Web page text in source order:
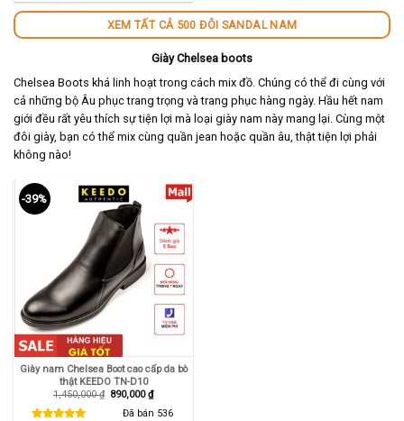
XEM TẤT CẢ 500 ĐÔI SANDAL NAM
Giày Chelsea boots
Chelsea Boots khá linh hoạt trong cách mix đồ. Chúng có thể đi cùng với
cả những bộ Âu phục trang trọng và trang phục hàng ngày. Hầu hết nam
giới đều rất yêu thích sự tiện lợi mà loại giày nam này mang lại. Cùng một
đôi giày, bạn có thể mix cùng quần jean hoặc quần âu, thật tiện lợi phải
không nào!
-39%
Giày nam Chelsea Boot cao cấp da bò
thật KEEDO TN-D10
1,450,000₫ Giá
890,000₫Giá
hiện
tại
Đã bán 536